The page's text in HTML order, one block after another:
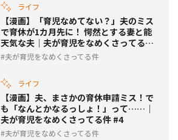
ライフ
【漫画】「育児なめてない？」夫のミス
で育休が1カ月先に！ 愕然とする妻と能
天気な夫｜夫が育児をなめくさってる件
#5夫が育児をなめくさってる件
ライフ
【漫画】夫、まさかの育休申請ミス！で
も「なんとかなるっしょ！」って……｜
夫が育児をなめくさってる件 #4
夫が育児をなめくさってる件